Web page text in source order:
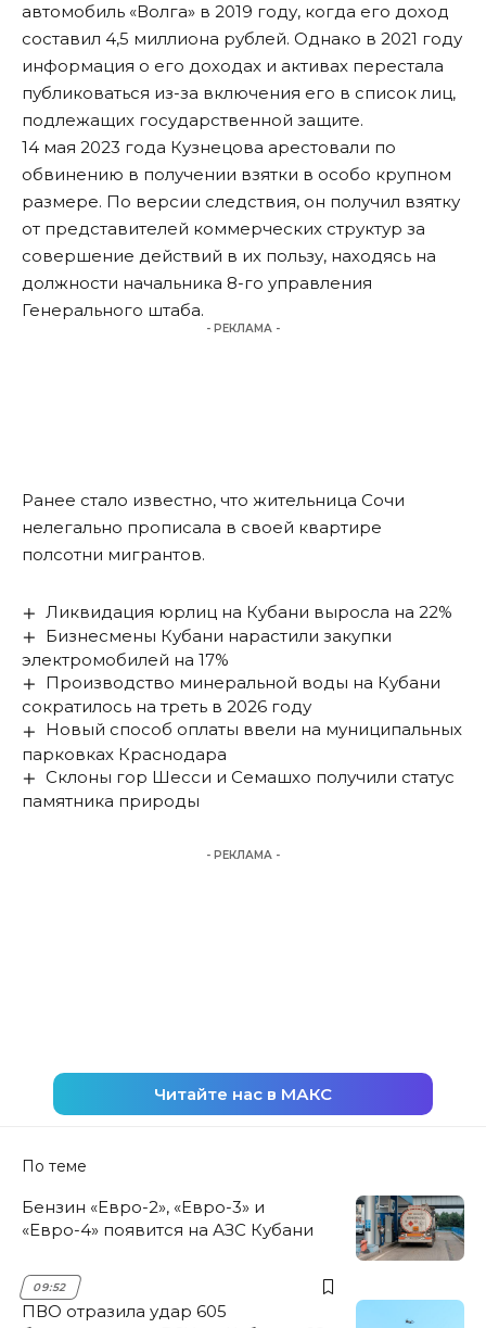
автомобиль «Волга» в 2019 году, когда его доход
составил 4,5 миллиона рублей. Однако в 2021 году
информация о его доходах и активах перестала
публиковаться из-за включения его в список лиц,
подлежащих государственной защите.
14 мая 2023 года Кузнецова арестовали по
обвинению в получении взятки в особо крупном
размере. По версии следствия, он получил взятку
от представителей коммерческих структур за
совершение действий в их пользу, находясь на
должности начальника 8-го управления
Генерального штаба.
- РЕКЛАМА -
Ранее стало известно, что жительница Сочи
нелегально прописала в своей квартире
полсотни мигрантов.
Ликвидация юрлиц на Кубани выросла на 22%
Бизнесмены Кубани нарастили закупки
электромобилей на 17%
Производство минеральной воды на Кубани
сократилось на треть в 2026 году
Новый способ оплаты ввели на муниципальных
парковках Краснодара
Склоны гор Шесси и Семашхо получили статус
памятника природы
- РЕКЛАМА -
Читайте нас в МАКС
По теме
Бензин «Евро-2», «Евро-3» и
«Евро-4» появится на АЗС Кубани
09:52
ПВО отразила удар 605